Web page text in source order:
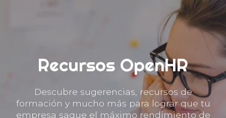
Recursos OpenHR
Descubre sugerencias, recursos de
formación y mucho más para lograr que tu
empresa saque el máximo rendimiento de